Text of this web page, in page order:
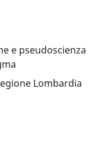
e pseudoscienza
Lombardia